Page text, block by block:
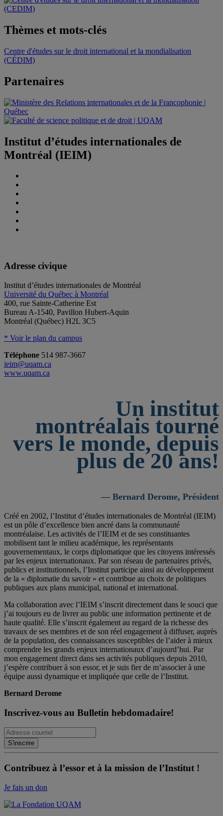
Thèmes et mots-clés
Centre d'études sur le droit international et la mondialisation
(CÉDIM)
Partenaires
Institut d’études internationales de
Montréal (IEIM)
Adresse civique
Institut d’études internationales de Montréal
Université du Québec à Montréal
400, rue Sainte-Catherine Est
Bureau A-1540, Pavillon Hubert-Aquin
Montréal (Québec) H2L 3C5
* Voir le plan du campus
Téléphone 514 987-3667
ieim@uqam.ca
www.uqam.ca
Un institut
montréalais tourné
vers le monde, depuis
plus de 20 ans!
— Bernard Derome, Président
Créé en 2002, l’Institut d’études internationales de Montréal (IEIM)
est un pôle d’excellence bien ancré dans la communauté
montréalaise. Les activités de l’IEIM et de ses constituantes
mobilisent tant le milieu académique, les représentants
gouvernementaux, le corps diplomatique que les citoyens intéressés
par les enjeux internationaux. Par son réseau de partenaires privés,
publics et institutionnels, l’Institut participe ainsi au développement
de la « diplomatie du savoir » et contribue au choix de politiques
publiques aux plans municipal, national et international.
Ma collaboration avec l’IEIM s’inscrit directement dans le souci que
j’ai toujours eu de livrer au public une information pertinente et de
haute qualité. Elle s’inscrit également au regard de la richesse des
travaux de ses membres et de son réel engagement à diffuser, auprès
de la population, des connaissances susceptibles de l’aider à mieux
comprendre les grands enjeux internationaux d’aujourd’hui. Par
mon engagement direct dans ses activités publiques depuis 2010,
j’espère contribuer à son essor, et je suis fier de m’associer à une
équipe aussi dynamique et impliquée que celle de l’Institut.
Bernard Derome
Inscrivez-vous au Bulletin hebdomadaire!
Contribuez à l’essor et à la mission de l’Institut !
Je fais un don